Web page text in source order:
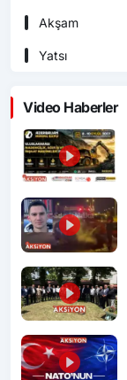
Akşam
Yatsı
Video Haberler